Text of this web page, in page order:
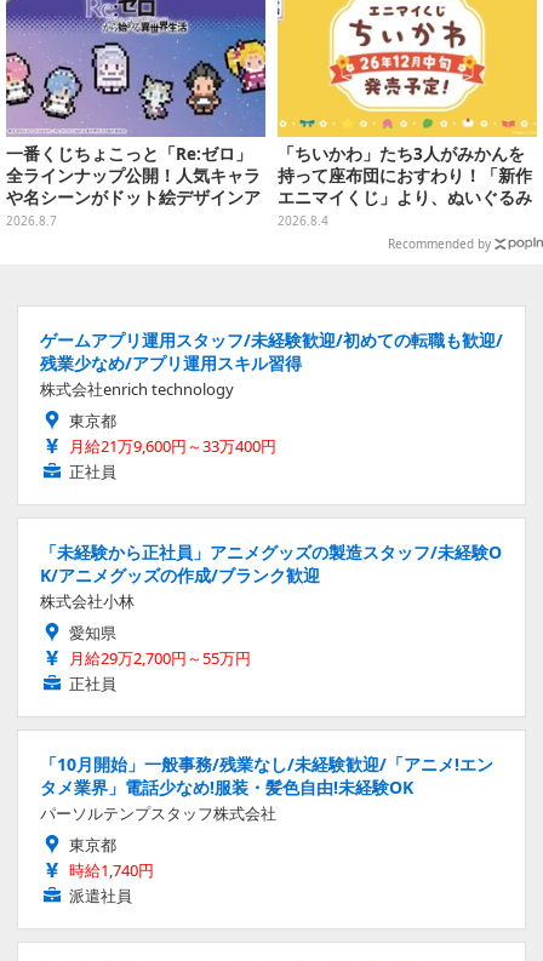
一番くじちょこっと「Re:ゼロ」
全ラインナップ公開！人気キャラ
や名シーンがドット絵デザインア
クリルマグネットに
2026.8.7
「ちいかわ」たち3人がみかんを
持って座布団におすわり！「新作
エニマイくじ」より、ぬいぐるみ
画像が初公開
2026.8.4
Recommended by
ゲームアプリ運用スタッフ/未経験歓迎/初めての転職も歓迎/
残業少なめ/アプリ運用スキル習得
株式会社enrich technology
東京都
月給21万9,600円～33万400円
正社員
「未経験から正社員」アニメグッズの製造スタッフ/未経験O
K/アニメグッズの作成/ブランク歓迎
株式会社小林
愛知県
月給29万2,700円～55万円
正社員
「10月開始」一般事務/残業なし/未経験歓迎/「アニメ!エン
タメ業界」電話少なめ!服装・髪色自由!未経験OK
パーソルテンプスタッフ株式会社
東京都
時給1,740円
派遣社員